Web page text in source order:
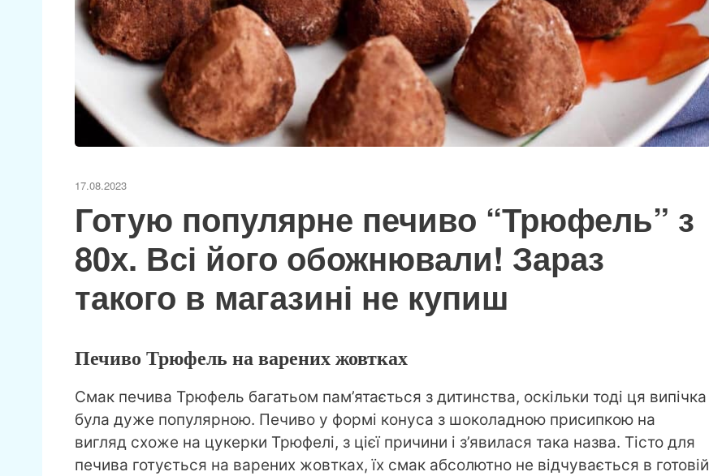
17.08.2023
Готую популярне печиво “Трюфель” з
80х. Всі його обожнювали! Зараз
такого в магазині не купиш
Печиво Трюфель на варених жовтках
Смак печива Трюфель багатьом пам’ятається з дитинства, оскільки тоді ця випічка
була дуже популярною. Печиво у формі конуса з шоколадною присипкою на
вигляд схоже на цукерки Трюфелі, з цієї причини і з’явилася така назва. Тісто для
печива готується на варених жовтках, їх смак абсолютно не відчувається в готовій